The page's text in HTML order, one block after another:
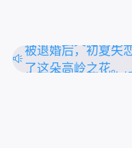
被退婚后，初夏失
了这朵高岭之花。